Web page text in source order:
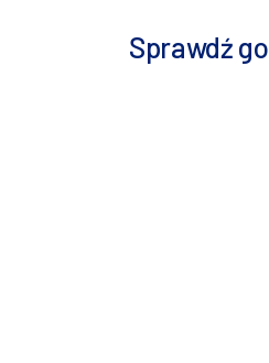
Sprawdź